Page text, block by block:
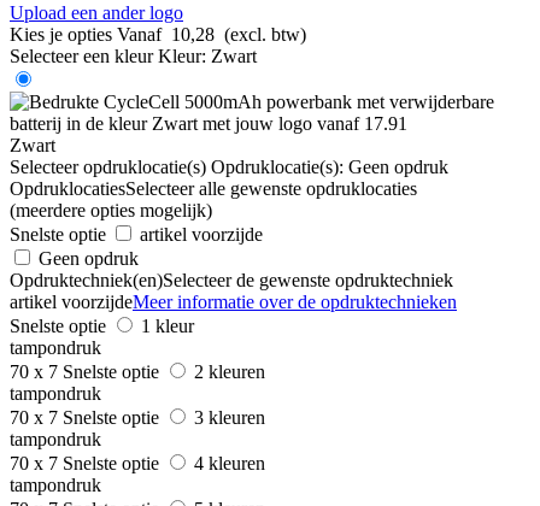
Upload een ander logo
Kies je opties Vanaf 10,28 (excl. btw)
Selecteer een kleur Kleur: Zwart
Zwart
Selecteer opdruklocatie(s) Opdruklocatie(s): Geen opdruk
OpdruklocatiesSelecteer alle gewenste opdruklocaties
(meerdere opties mogelijk)
Snelste optie
artikel voorzijde
Geen opdruk
Opdruktechniek(en)Selecteer de gewenste opdruktechniek
artikel voorzijdeMeer informatie over de opdruktechnieken
Snelste optie
1 kleur
tampondruk
70 x 7 Snelste optie
2 kleuren
tampondruk
70 x 7 Snelste optie
3 kleuren
tampondruk
70 x 7 Snelste optie
4 kleuren
tampondruk